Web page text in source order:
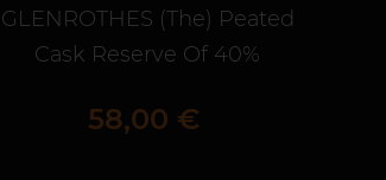
GLENROTHES (The) Peated
Cask Reserve Of 40%
Prix
58,00 €